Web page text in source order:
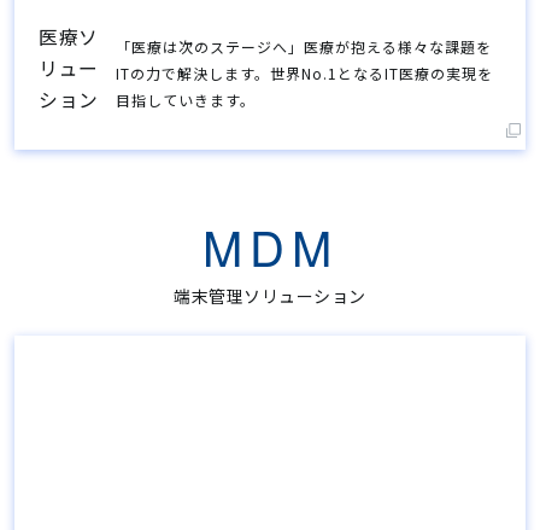
医療ソ
リュー
ション
「医療は次のステージへ」医療が抱える様々な課題を
ITの力で解決します。世界No.1となるIT医療の実現を
目指していきます。
MDM
端末管理ソリューション